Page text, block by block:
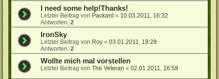
I need some help!Thanks!
Letzter Beitrag von Packard « 10.03.2011, 16:32
Antworten:2
IronSky
Letzter Beitrag von Roy «03.01.2011, 19:28
Antworten:2
Wollte mich mal vorstellen
Letzter Beitrag vonThe Veteran «02.01.2011, 16:58